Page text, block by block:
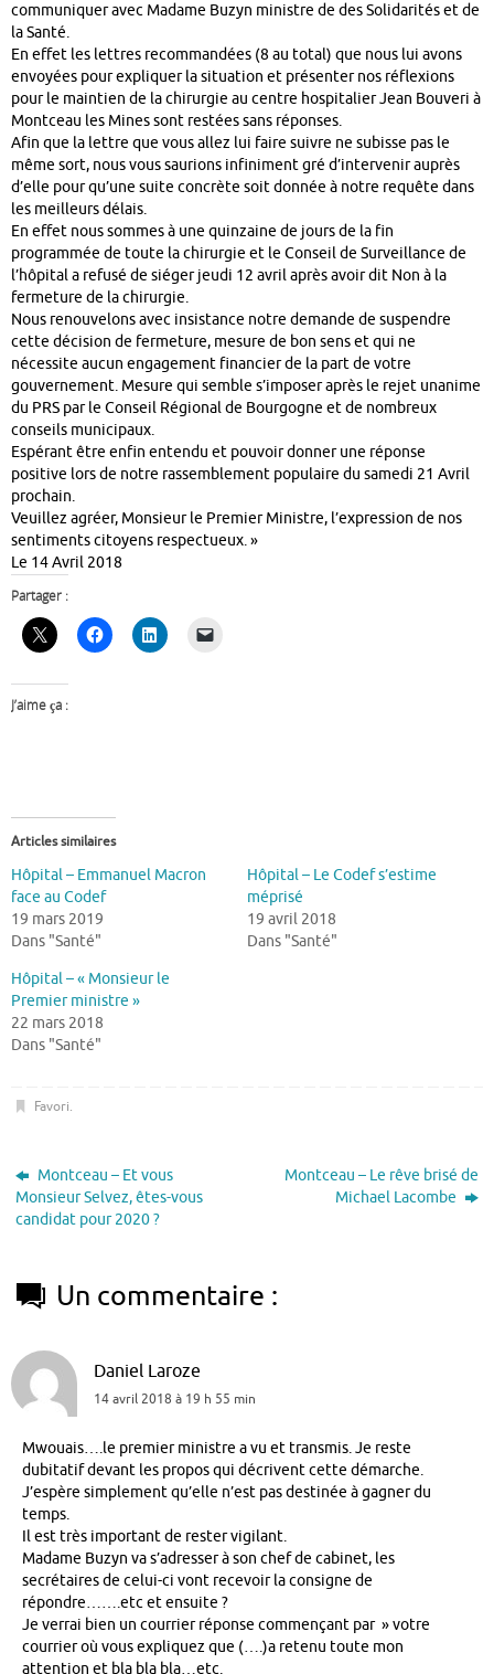
communiquer avec Madame Buzyn ministre de des Solidarités et de
la Santé.
En effet les lettres recommandées (8 au total) que nous lui avons
envoyées pour expliquer la situation et présenter nos réflexions
pour le maintien de la chirurgie au centre hospitalier Jean Bouveri à
Montceau les Mines sont restées sans réponses.
Afin que la lettre que vous allez lui faire suivre ne subisse pas le
même sort, nous vous saurions infiniment gré d’intervenir auprès
d’elle pour qu’une suite concrète soit donnée à notre requête dans
les meilleurs délais.
En effet nous sommes à une quinzaine de jours de la fin
programmée de toute la chirurgie et le Conseil de Surveillance de
l’hôpital a refusé de siéger jeudi 12 avril après avoir dit Non à la
fermeture de la chirurgie.
Nous renouvelons avec insistance notre demande de suspendre
cette décision de fermeture, mesure de bon sens et qui ne
nécessite aucun engagement financier de la part de votre
gouvernement. Mesure qui semble s’imposer après le rejet unanime
du PRS par le Conseil Régional de Bourgogne et de nombreux
conseils municipaux.
Espérant être enfin entendu et pouvoir donner une réponse
positive lors de notre rassemblement populaire du samedi 21 Avril
prochain.
Veuillez agréer, Monsieur le Premier Ministre, l’expression de nos
sentiments citoyens respectueux. »
Le 14 Avril 2018
Partager :
J’aime ça :
Articles similaires
Hôpital – Emmanuel Macron
face au Codef
19 mars 2019
Dans "Santé"
Hôpital – Le Codef s’estime
méprisé
19 avril 2018
Dans "Santé"
Hôpital – « Monsieur le
Premier ministre »
22 mars 2018
Dans "Santé"
Favori.
Montceau – Et vous
Monsieur Selvez, êtes-vous
candidat pour 2020 ?
Montceau – Le rêve brisé de
Michael Lacombe
Un commentaire :
Daniel Laroze
14 avril 2018 à 19 h 55 min
Mwouais….le premier ministre a vu et transmis. Je reste
dubitatif devant les propos qui décrivent cette démarche.
J’espère simplement qu’elle n’est pas destinée à gagner du
temps.
Il est très important de rester vigilant.
Madame Buzyn va s’adresser à son chef de cabinet, les
secrétaires de celui-ci vont recevoir la consigne de
répondre…….etc et ensuite ?
Je verrai bien un courrier réponse commençant par » votre
courrier où vous expliquez que (….)a retenu toute mon
attention et bla bla bla…etc.